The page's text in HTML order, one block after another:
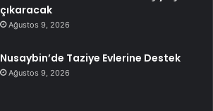
çıkaracak
Ağustos 9, 2026
Nusaybin’de Taziye Evlerine Destek
Ağustos 9, 2026